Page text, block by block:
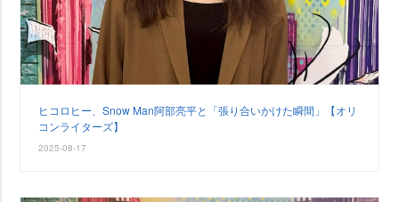
ヒコロヒー、Snow Man阿部亮平と「張り合いかけた瞬間」【オリ
コンライターズ】
2025-08-17